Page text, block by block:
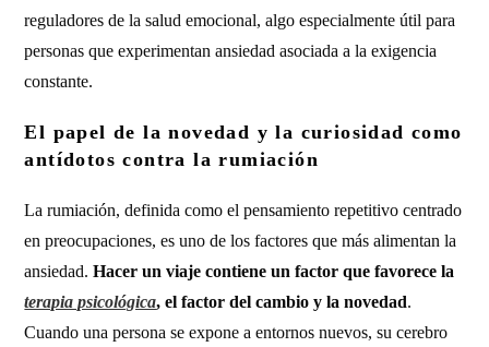
reguladores de la salud emocional, algo especialmente útil para
personas que experimentan ansiedad asociada a la exigencia
constante.
El papel de la novedad y la curiosidad como
antídotos contra la rumiación
La rumiación, definida como el pensamiento repetitivo centrado
en preocupaciones, es uno de los factores que más alimentan la
ansiedad.Hacer un viaje contiene un factor que favorece la
terapia psicológica, el factor del cambio y la novedad.
Cuando una persona se expone a entornos nuevos, su cerebro